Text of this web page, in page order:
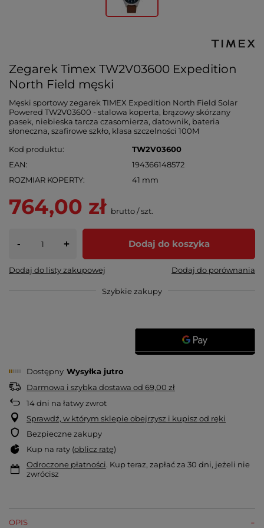
Zegarek Timex TW2V03600 Expedition
North Field męski
Męski sportowy zegarek TIMEX Expedition North Field Solar
Powered TW2V03600 - stalowa koperta, brązowy skórzany
pasek, niebieska tarcza czasomierza, datownik, bateria
słoneczna, szafirowe szkło, klasa szczelności 100M
Kod produktu
TW2V03600
EAN
194366148572
ROZMIAR KOPERTY
41 mm
764,00 zł brutto/szt.
- + Dodaj do koszyka
Dodaj do listy zakupowej Dodaj do porównania
Szybkie zakupy
Dostępny Wysyłka jutro
Darmowa i szybka dostawa od 69,00 zł
14dni na łatwy zwrot
Sprawdź, w którym sklepie obejrzysz i kupisz od ręki
Bezpieczne zakupy
Kup na raty (oblicz ratę)
Odroczone płatności. Kup teraz, zapłać za 30 dni, jeżeli nie
zwrócisz
OPIS